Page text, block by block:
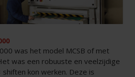
was het model MCSB of met
was een robuuste en veelzijdige
kon werken. Deze is